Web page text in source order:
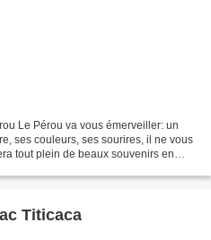
Le Pérou va vous émerveiller: un
ses couleurs, ses sourires, il ne vous
tout plein de beaux souvenirs en
Titicaca